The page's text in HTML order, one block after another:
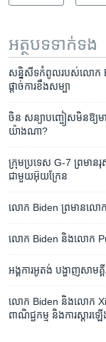
អត្ថបទ​ទាក់ទង
សន្និសីទ​កំពូល​របស់​លោក
ផ្តាច់ការ​ខឹងសម្បា
ចិន​ សន្យា​បញ្ចៀស​មិន​ឱ្យ​ម
យ៉ាងណា?
ក្រុម​ប្រទេស G-7 ព្រមាន​​
ជាមួយ​អ៊ុយក្រែន
លោក Biden ព្រមាន​លោ
លោក Biden និង​លោក Putin
អង្គការ​អូតង់ បង្ហាញ​សាម
លោក Biden និង​លោក Xi
ពាណិជ្ជកម្ម និង​ការស្តារ​ឡ